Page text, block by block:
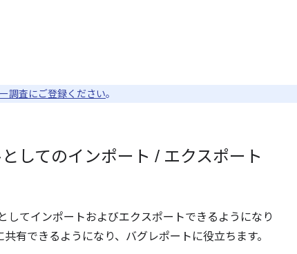
調査にご登録ください。
してのインポート / エクスポート
してインポートおよびエクスポートできるようになり
有できるようになり、バグレポートに役立ちます。